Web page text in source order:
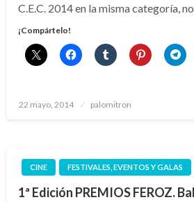
C.E.C. 2014 en la misma categoría,
¡Compártelo!
Publicado
22 mayo, 2014 palomitron
CINE FESTIVALES, EVENTOS Y GALAS
1ª Edición PREMIOS FEROZ.